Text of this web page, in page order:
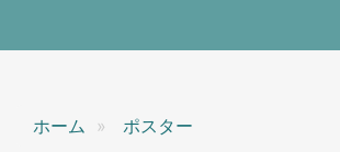
ホーム ポスター